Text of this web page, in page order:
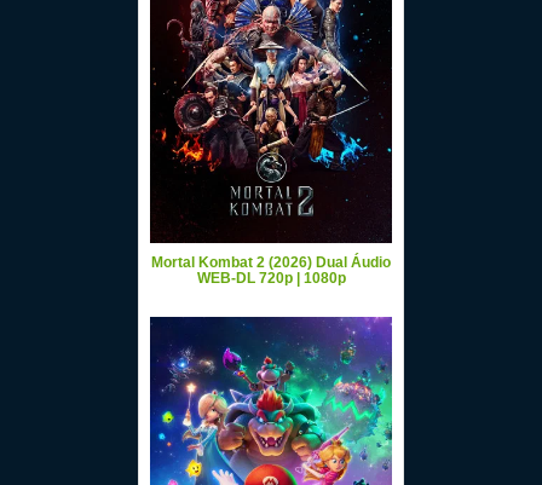
Mortal Kombat 2 (2026) Dual Áudio
WEB-DL 720p | 1080p